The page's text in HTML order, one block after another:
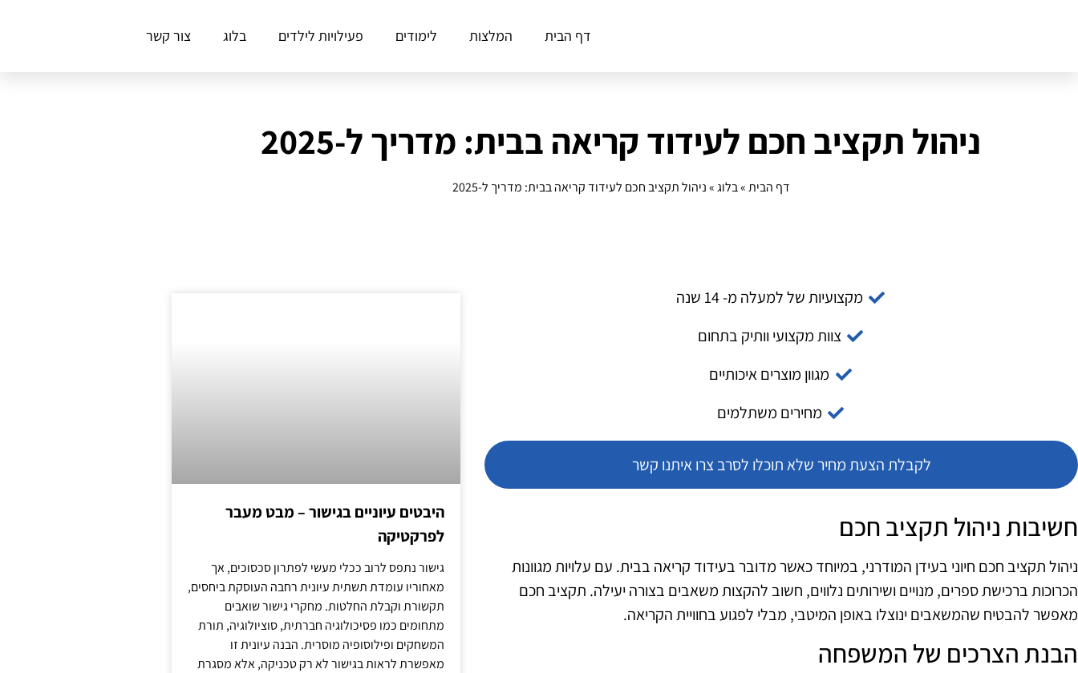
דף הבית המלצות לימודים פעילויות לילדים בלוג צור קשר
ניהול תקציב חכם לעידוד קריאה בבית: מדריך ל-2025
דף הבית»בלוג»ניהול תקציב חכם לעידוד קריאה בבית: מדריך ל-2025
מקצועיות של למעלה מ- 14 שנה
צוות מקצועי וותיק בתחום
מגוון מוצרים איכותיים
מחירים משתלמים
לקבלת הצעת מחיר שלא תוכלו לסרב צרו איתנו קשר
חשיבות ניהול תקציב חכם
ניהול תקציב חכם חיוני בעידן המודרני, במיוחד כאשר מדובר בעידוד קריאה בבית. עם עלויות מגוונות
הכרוכות ברכישת ספרים, מנויים ושירותים נלווים, חשוב להקצות משאבים בצורה יעילה. תקציב חכם
מאפשר להבטיח שהמשאבים ינוצלו באופן המיטבי, מבלי לפגוע בחוויית הקריאה.
הבנת הצרכים של המשפחה
היבטים עיוניים בגישור – מבט מעבר
לפרקטיקה
גישור נתפס לרוב ככלי מעשי לפתרון סכסוכים, אך
מאחוריו עומדת תשתית עיונית רחבה העוסקת ביחסים,
תקשורת וקבלת החלטות. מחקרי גישור שואבים
מתחומים כמו פסיכולוגיה חברתית, סוציולוגיה, תורת
המשחקים ופילוסופיה מוסרית. הבנה עיונית זו
מאפשרת לראות בגישור לא רק טכניקה, אלא מסגרת